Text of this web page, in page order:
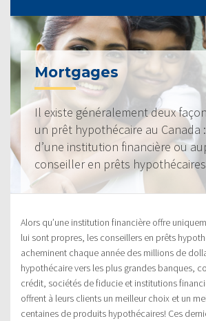
Mortgages
Il existe généralement deux
un prêt hypothécaire au Canada
d’une institution financière ou
conseiller en prêts
Alors qu’une institution financière offre
lui sont propres, les conseillers en prêts
acheminent chaque année des millions de
hypothécaire vers les plus grandes banques,
crédit, sociétés de fiducie et institutions
offrent à leurs clients un meilleur choix et un
centaines de produits hypothécaires! Ces